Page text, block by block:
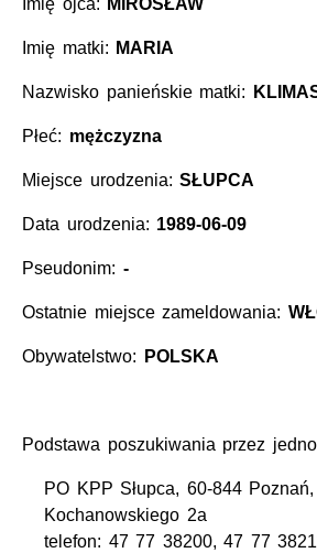
Imię ojca: MIROSŁAW
Imię matki: MARIA
Nazwisko panieńskie matki:
Płeć: mężczyzna
Miejsce urodzenia:SŁUPCA
Data urodzenia: 1989-06-09
Pseudonim: -
Ostatnie miejsce zameldowania:
Obywatelstwo: POLSKA
Podstawa poszukiwania przez
PO KPP Słupca, 60-844
Kochanowskiego 2a
telefon: 47 77 38200, 47 77